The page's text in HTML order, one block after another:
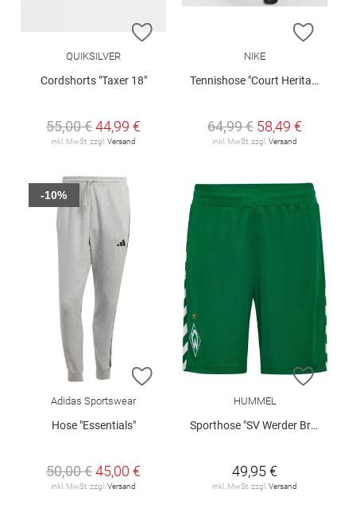
ZUR WUNSCHLISTE HINZUFÜGEN
QUIKSILVER
Cordshorts "Taxer 18"
55,00 €44,99 €
inkl. MwSt. zzgl. Versand
ZUR
NIKE
Tennishose "Court Heritage"
64,99 € 58,49 €
inkl. MwSt. zzgl. Versand
ZUR WUNSCHLISTE HINZUFÜGEN
Adidas Sportswear
Hose "Essentials"
50,00 €45,00 €
inkl. MwSt. zzgl. Versand
-10%
ZUR
HUMMEL
Sporthose "SV Werder Bremen Home 2026/27"
49,95 €
inkl. MwSt. zzgl. Versand